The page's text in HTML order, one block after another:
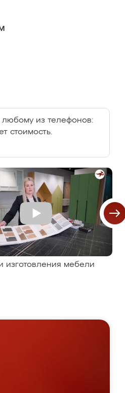
из телефонов:
стоимость.
изготовления мебели